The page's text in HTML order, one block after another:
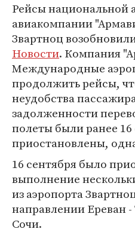
Рейсы национальной
авиакомпании
Звартноц
Новости. Компания
Международные
продолжить рейсы,
неудобства
задолженности
полеты были ранее 16
приостановлены,
16 сентября было
выполнение
из аэропорта
направлении Ереван
Сочи.